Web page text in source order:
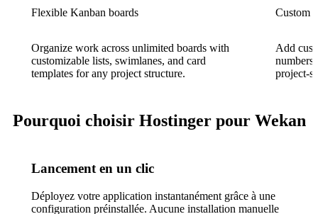
Flexible Kanban boards
Organize work across unlimited boards with
customizable lists, swimlanes, and card
templates for any project structure.
Custom
Add
project-
Pourquoi choisir Hostinger pour Wekan
Lancement en un clic
Déployez votre application instantanément grâce à une
configuration préinstallée. Aucune installation manuelle